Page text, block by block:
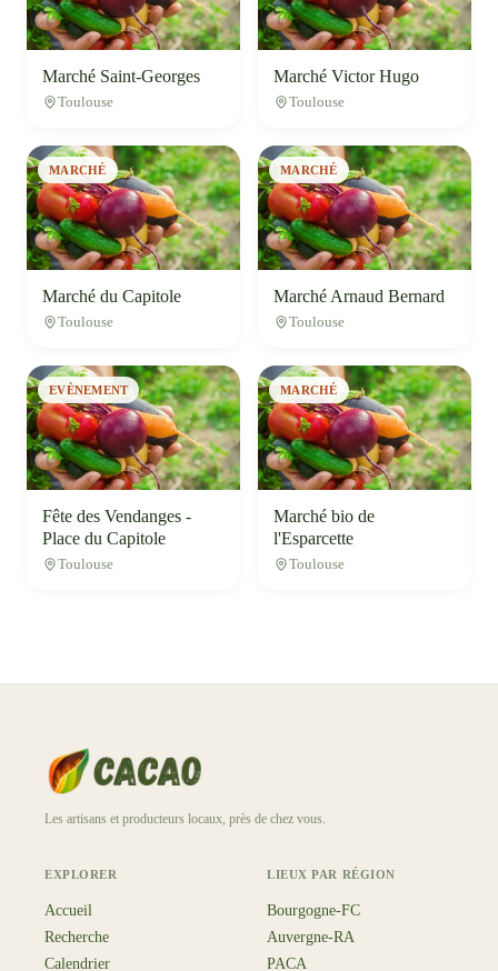
Marché Saint-Georges
Toulouse
Marché Victor Hugo
Toulouse
MARCHÉ
Marché du Capitole
Toulouse
MARCHÉ
Marché Arnaud Bernard
Toulouse
EVÈNEMENT
Fête des Vendanges -
Place du Capitole
Toulouse
MARCHÉ
Marché bio de
l'Esparcette
Toulouse
Les artisans et producteurs locaux, près de chez vous.
EXPLORER
Accueil
Recherche
Calendrier
LIEUX PAR RÉGION
Bourgogne-FC
Auvergne-RA
PACA